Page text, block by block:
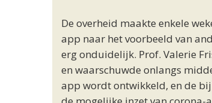
De overheid maakte enkele
app naar het voorbeeld van
erg onduidelijk. Prof. Valerie
en waarschuwde onlangs
app wordt ontwikkeld, en de